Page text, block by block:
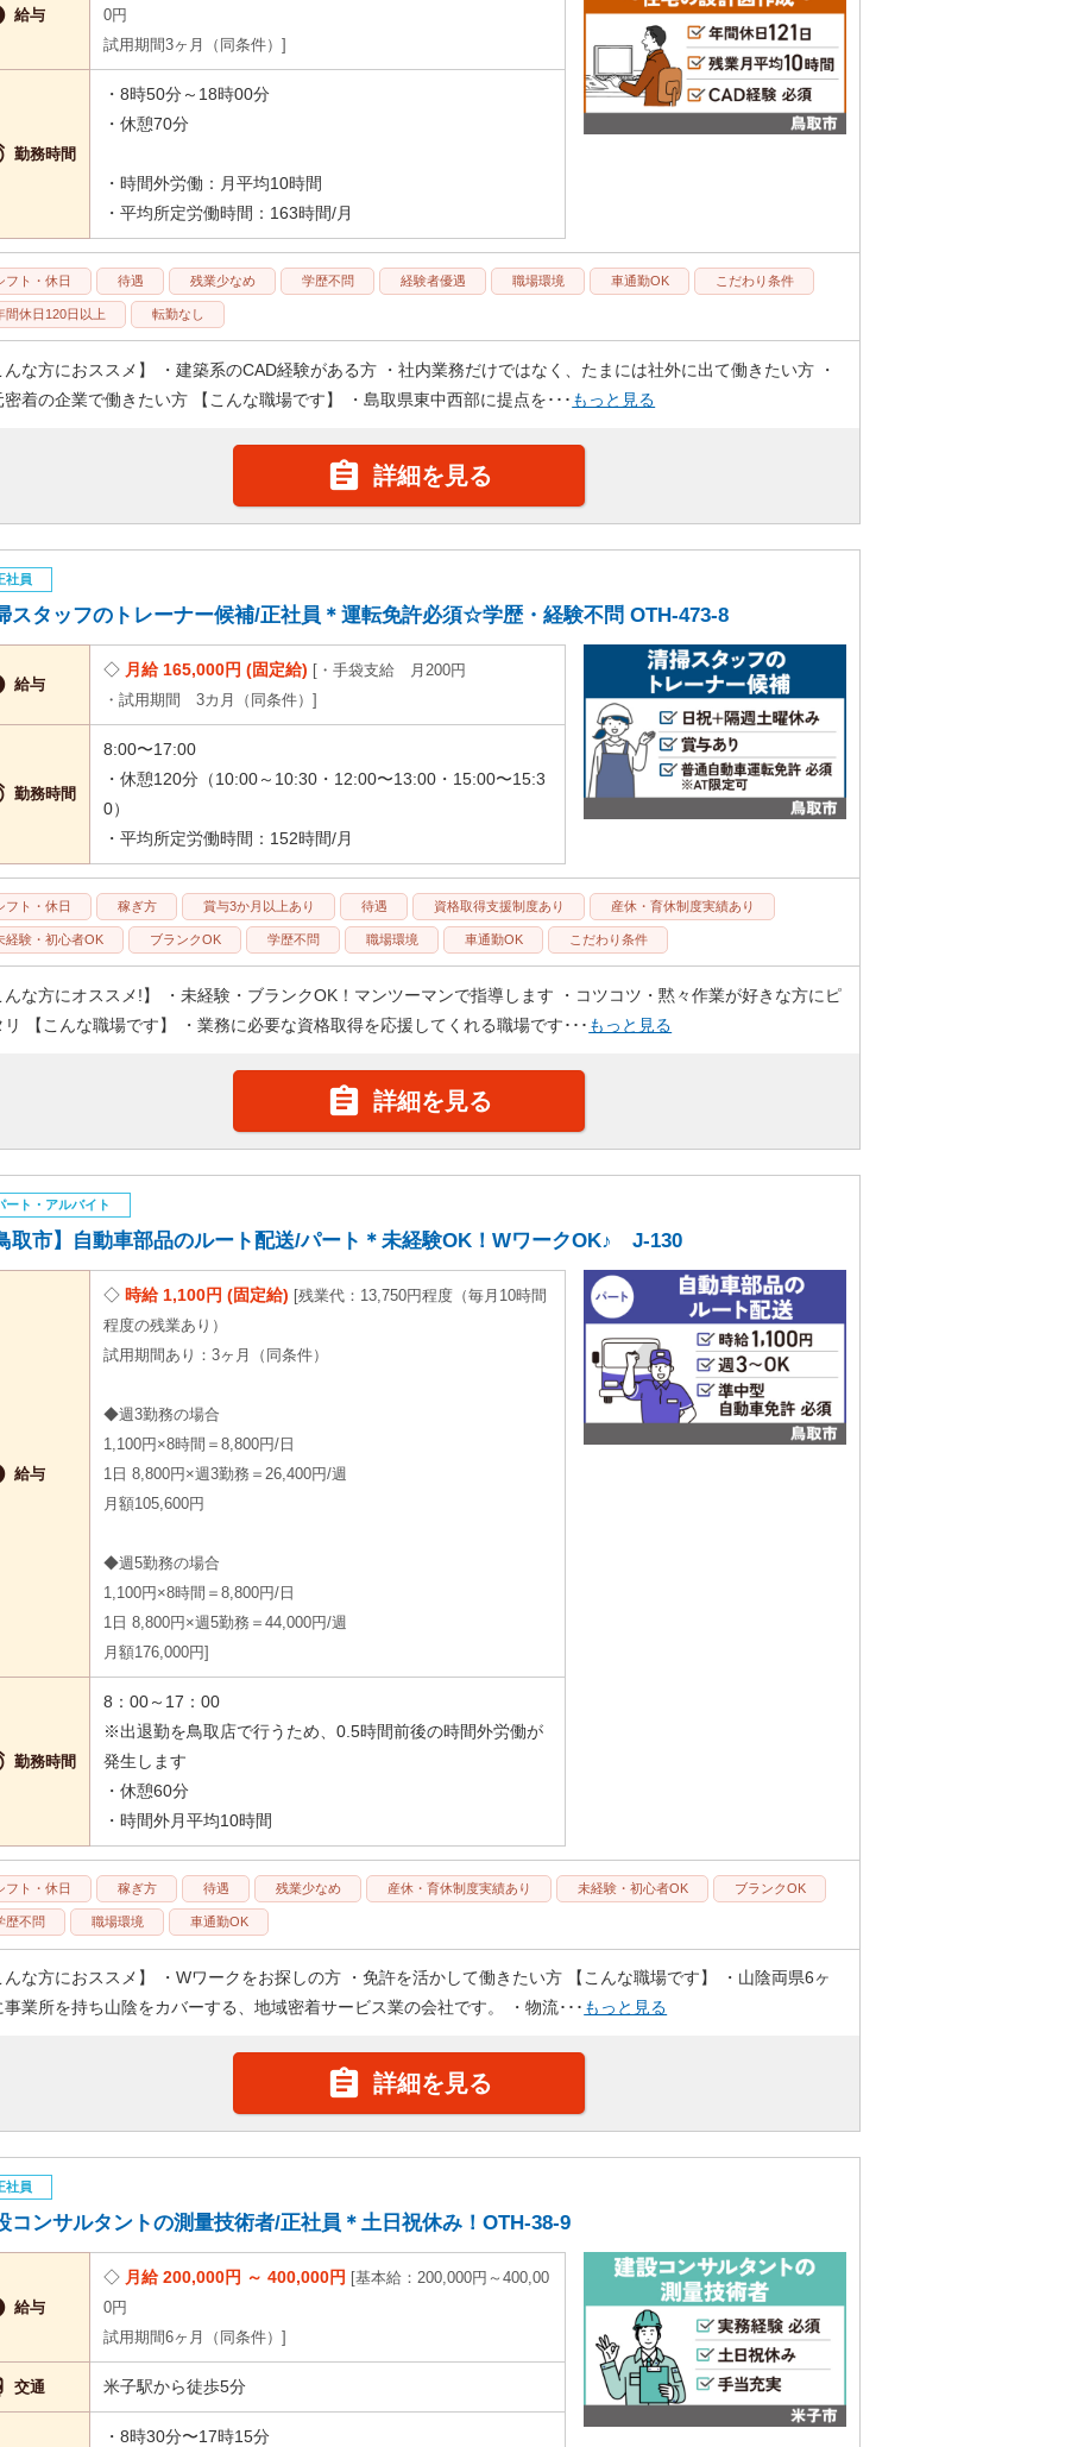
給与
0円
試用期間3ヶ月（同条件）
勤務時間
・8時50分～18時00分
・休憩70分
・時間外労働：月平均10時間
・平均所定労働時間：163時間/月
フト・休日 待遇 残業少なめ 学歴不問 経験者優遇 職場環境 車通勤OK こだわり条件
間休日120日以上 転勤なし
んな方におススメ】 ・建築系のCAD経験がある方 ・社内業務だけではなく、たまには社外に出て働きたい方 ・
密着の企業で働きたい方 【こんな職場です】 ・島取県東中西部に提点を･･･ もっと見る
 詳細を見る
社員
スタッフのトレーナー候補/正社員＊運転免許必須☆学歴・経験不問 OTH-473-8
給与
月給 165,000円 (固定給)
・手袋支給 月200円
・試用期間 3カ月（同条件）
勤務時間
8:00〜17:00
・休憩120分（10:00～10:30・12:00〜13:00・15:00〜15:3
0）
・平均所定労働時間：152時間/月
フト・休日 稼ぎ方 賞与3か月以上あり 待遇 資格取得支援制度あり 産休・育休制度実績あり
経験・初心者OK ブランクOK 学歴不問 職場環境 車通勤OK こだわり条件
んな方にオススメ!】 ・未経験・ブランクOK！マンツーマンで指導します ・コツコツ・黙々作業が好きな方にピ
リ 【こんな職場です】 ・業務に必要な資格取得を応援してくれる職場です･･･ もっと見る
 詳細を見る
ート・アルバイト
取市】自動車部品のルート配送/パート＊未経験OK！WワークOK♪ J-130
給与
時給 1,100円 (固定給)
残業代：13,750円程度（毎月10時間
程度の残業あり）
試用期間あり：3ヶ月（同条件）
◆週3勤務の場合
1,100円×8時間＝8,800円/日
1日 8,800円×週3勤務＝26,400円/週
月額105,600円
◆週5勤務の場合
1,100円×8時間＝8,800円/日
1日 8,800円×週5勤務＝44,000円/週
月額176,000円
勤務時間
8：00～17：00
※出退勤を鳥取店で行うため、0.5時間前後の時間外労働が
発生します
・休憩60分
・時間外月平均10時間
フト・休日 稼ぎ方 待遇 残業少なめ 産休・育休制度実績あり 未経験・初心者OK ブランクOK
歴不問 職場環境 車通勤OK
んな方におススメ】 ・Wワークをお探しの方 ・免許を活かして働きたい方 【こんな職場です】 ・山陰両県6ヶ
事業所を持ち山陰をカバーする、地域密着サービス業の会社です。 ・物流･･･ もっと見る
 詳細を見る
社員
コンサルタントの測量技術者/正社員＊土日祝休み！OTH-38-9
給与
月給 200,000円 ～ 400,000円
基本給：200,000円～400,00
0円
試用期間6ヶ月（同条件）
交通 米子駅から徒歩5分
・8時30分〜17時15分